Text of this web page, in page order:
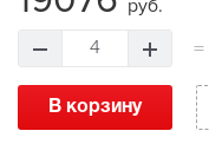
руб.
4 =
В корзину